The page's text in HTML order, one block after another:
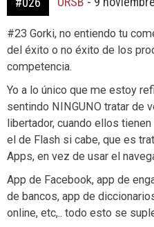
#23 Gorki, no entiendo tu
del éxito o no éxito de los
competencia.
Yo a lo único que me estoy
sentindo NINGUNO tratar de
libertador, cuando ellos
el de Flash si cabe, que es
Apps, en vez de usar el
App de Facebook, app de
de bancos, app de
online, etc,.. todo esto se